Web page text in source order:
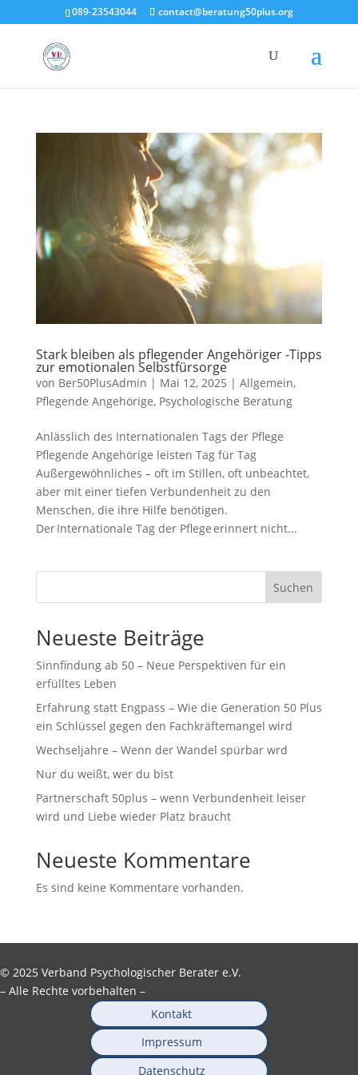
089-23543044 contact@beratung50plus.org
Stark bleiben als pflegender Angehöriger -Tipps
zur emotionalen Selbstfürsorge
von Ber50PlusAdmin | Mai 12, 2025 | Allgemein,
Pflegende Angehörige, Psychologische Beratung
Anlässlich des Internationalen Tags der Pflege
Pflegende Angehörige leisten Tag für Tag
Außergewöhnliches – oft im Stillen, oft unbeachtet,
aber mit einer tiefen Verbundenheit zu den
Menschen, die ihre Hilfe benötigen.
Der Internationale Tag der Pflege erinnert nicht...
Suchen
Neueste Beiträge
Sinnfindung ab 50 – Neue Perspektiven für ein
erfülltes Leben
Erfahrung statt Engpass – Wie die Generation 50 Plus
ein Schlüssel gegen den Fachkräftemangel wird
Wechseljahre – Wenn der Wandel spürbar wrd
Nur du weißt, wer du bist
Partnerschaft 50plus – wenn Verbundenheit leiser
wird und Liebe wieder Platz braucht
Neueste Kommentare
Es sind keine Kommentare vorhanden.
© 2025 Verband Psychologischer Berater e.V.
– Alle Rechte vorbehalten –
Kontakt
Impressum
Datenschutz